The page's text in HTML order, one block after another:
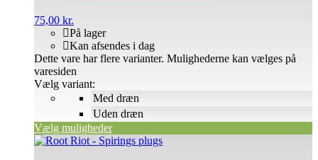
75,00 kr.
På lager
Kan afsendes i dag
Vælg variant:
Vælg muligheder
Dette vare har flere varianter. Mulighederne kan vælges på
varesiden
Med dræn
Uden dræn